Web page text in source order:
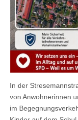
In der
von Anwohnerinnen
im